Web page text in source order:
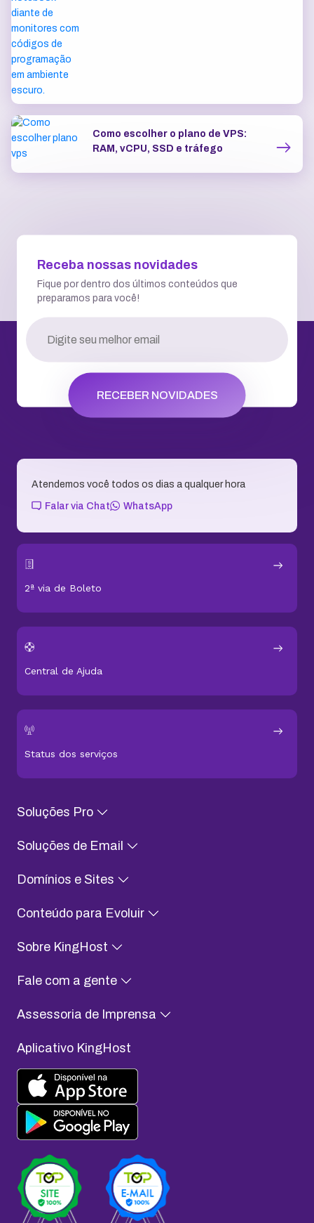
Como escolher o plano de VPS:
RAM, vCPU, SSD e tráfego
Receba nossas novidades
Fique por dentro dos últimos conteúdos que
preparamos para você!
RECEBER NOVIDADES
Atendemos você todos os dias a qualquer hora
Falar via Chat WhatsApp
2ª via de Boleto
Central de Ajuda
Status dos serviços
Soluções Pro
Soluções de Email
Domínios e Sites
Conteúdo para Evoluir
Sobre KingHost
Fale com a gente
Assessoria de Imprensa
Aplicativo KingHost